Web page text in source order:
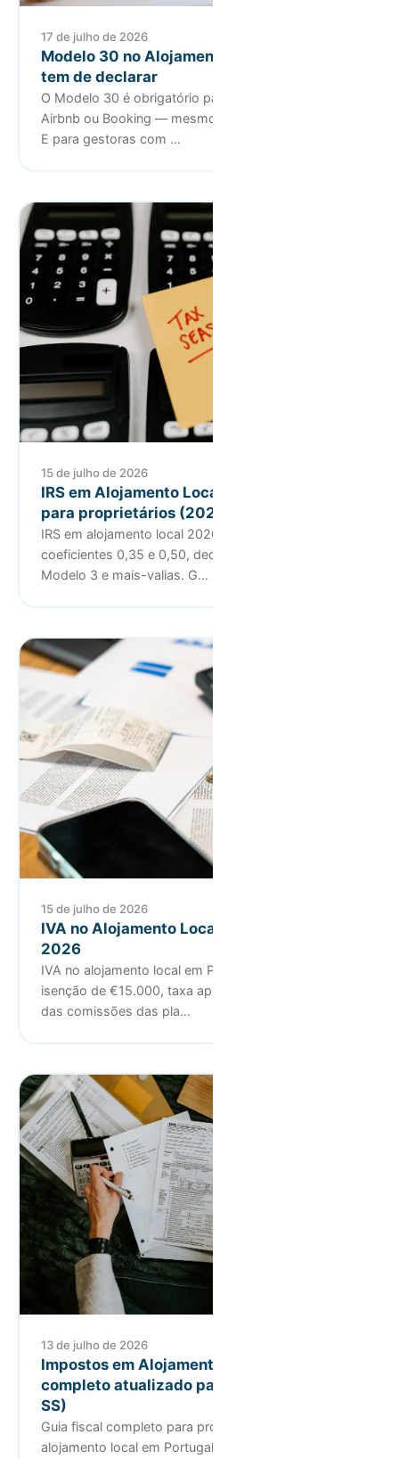
17 de julho de 2026
Modelo 30 no Alojamento Local: quando
tem de declarar
O Modelo 30 é obrigatório para titulares de AL com
Airbnb ou Booking — mesmo sem retenção na fonte.
E para gestoras com …
15 de julho de 2026
IRS em Alojamento Local: guia completo
para proprietários (2026)
IRS em alojamento local 2026: Categoria F ou B,
coeficientes 0,35 e 0,50, deduções, declaração
Modelo 3 e mais-valias. G…
15 de julho de 2026
IVA no Alojamento Local: guia prático para
2026
IVA no alojamento local em Portugal: limiar de
isenção de €15.000, taxa aplicável (6% ou 23%), IVA
das comissões das pla…
13 de julho de 2026
Impostos em Alojamento Local: guia
completo atualizado para 2026 (IRS, IVA,
SS)
Guia fiscal completo para proprietários de
alojamento local em Portugal: IRS (Categoria F e B),